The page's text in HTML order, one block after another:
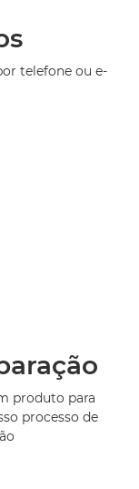
telefone ou e-
produto para
processo de